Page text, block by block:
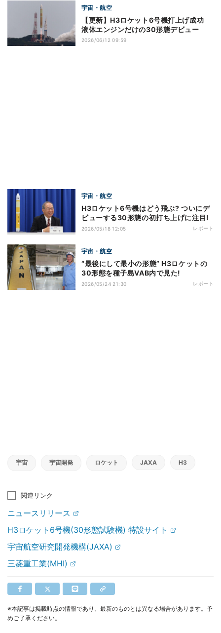
宇宙・航空
【更新】H3ロケット6号機打上げ成功
液体エンジンだけの30形態デビュー
2026/06/12 09:59
宇宙・航空
H3ロケット6号機はどう飛ぶ? ついにデ
ビューする30形態の初打ち上げに注目!
2026/05/18 12:05 レポート
宇宙・航空
“最後にして最小の形態” H3ロケットの
30形態を種子島VAB内で見た!
2026/05/24 21:30 レポート
宇宙 宇宙開発 ロケット JAXA H3
関連リンク
ニュースリリース
H3ロケット6号機(30形態試験機) 特設サイト
宇宙航空研究開発機構(JAXA)
三菱重工業(MHI)
※本記事は掲載時点の情報であり、最新のものとは異なる場合があります。予
めご了承ください。